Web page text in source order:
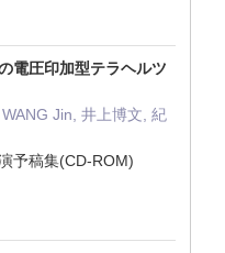
電圧印加型テラヘルツ
Jin, 井上博文, 紀
予稿集(CD-ROM)